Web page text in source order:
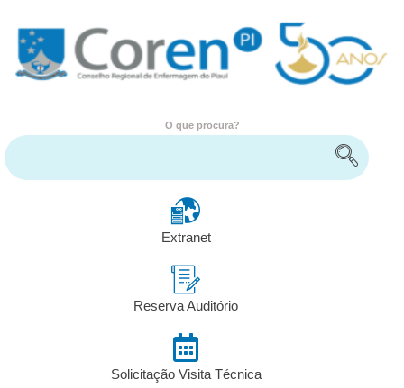
O que procura?
Extranet
Reserva Auditório
Solicitação Visita Técnica